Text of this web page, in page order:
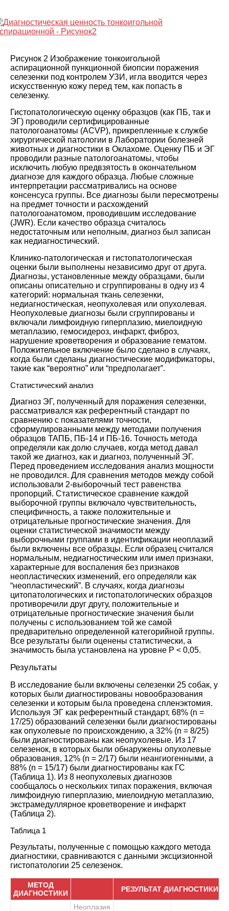
Рисунок 2 Изображение тонкоигольной
аспирационной пункционной биопсии поражения
селезенки под контролем УЗИ, игла вводится через
искусственную кожу перед тем, как попасть в
селезенку.
Гистопатологическую оценку образцов (как ПБ, так и
ЭГ) проводили сертифицированные
патологоанатомы (ACVP), прикрепленные к службе
хирургической патологии в Лаборатории болезней
животных и диагностики в Оклахоме. Оценку ПБ и ЭГ
проводили разные патологоанатомы, чтобы
исключить любую предвзятость в окончательном
диагнозе для каждого образца. Любые сложные
интерпретации рассматривались на основе
консенсуса группы. Все диагнозы были пересмотрены
на предмет точности и расхождений
патологоанатомом, проводившим исследование
(JWR). Если качество образца считалось
недостаточным или неполным, диагноз был записан
как недиагностический.
Клинико-патологическая и гистопатологическая
оценки были выполнены независимо друг от друга.
Диагнозы, установленные между образцами, были
описаны описательно и сгруппированы в одну из 4
категорий: нормальная ткань селезенки,
недиагностическая, неопухолевая или опухолевая.
Неопухолевые диагнозы были сгруппированы и
включали лимфоидную гиперплазию, миелоидную
метаплазию, гемосидероз, инфаркт, фиброз,
нарушение кроветворения и образование гематом.
Положительное включение было сделано в случаях,
когда были сделаны диагностические модификаторы,
такие как “вероятно” или “предполагает”.
Статистический анализ
Диагноз ЭГ, полученный для поражения селезенки,
рассматривался как референтный стандарт по
сравнению с показателями точности,
сформулированными между методами получения
образцов ТАПБ, ПБ-14 и ПБ-16. Точность метода
определяли как долю случаев, когда метод давал
такой же диагноз, как и диагноз, полученный ЭГ.
Перед проведением исследования анализ мощности
не проводился. Для сравнения методов между собой
использовали 2-выборочный тест равенства
пропорций. Статистическое сравнение каждой
выборочной группы включало чувствительность,
специфичность, а также положительные и
отрицательные прогностические значения. Для
оценки статистической значимости между
выборочными группами в идентификации неоплазий
были включены все образцы. Если образец считался
нормальным, недиагностическим или имел признаки,
характерные для воспаления без признаков
неопластических изменений, его определяли как
“неопластический”. В случаях, когда диагнозы
цитопатологических и гистопатологических образцов
противоречили друг другу, положительные и
отрицательные прогностические значения были
получены с использованием той же самой
предварительно определенной категорийной группы.
Все результаты были оценены статистически, а
значимость была установлена на уровне P < 0,05.
Результаты
В исследование были включены селезенки 25 собак, у
которых были диагностированы новообразования
селезенки и которым была проведена спленэктомия.
Используя ЭГ как референтный стандарт, 68% (n =
17/25) образований селезенки были диагностированы
как опухолевые по происхождению, а 32% (n = 8/25)
были диагностированы как неопухолевые. Из 17
селезенок, в которых были обнаружены опухолевые
образования, 12% (n = 2/17) были неангиогенными, а
88% (n = 15/17) были диагностированы как ГС
(Таблица 1). Из 8 неопухолевых диагнозов
сообщалось о нескольких типах поражения, включая
лимфоидную гиперплазию, миелоидную метаплазию,
экстрамедуллярное кроветворение и инфаркт
(Таблица 2).
Таблица 1
Результаты, полученные с помощью каждого метода
диагностики, сравниваются с данными эксцизионной
гистопатологии 25 селезенок.
МЕТОД
ДИАГНОСТИКИ
РЕЗУЛЬТАТ ДИАГНОСТИКИ
Неоплазия